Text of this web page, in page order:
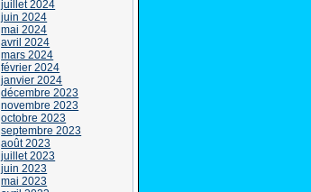
juillet 2024
juin 2024
mai 2024
avril 2024
mars 2024
février 2024
janvier 2024
décembre 2023
novembre 2023
octobre 2023
septembre 2023
août 2023
juillet 2023
juin 2023
mai 2023